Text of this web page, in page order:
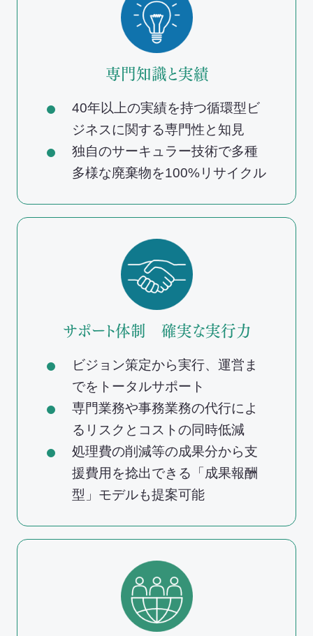
専門知識と実績
40年以上の実績を持つ循環型ビ
ジネスに関する専門性と知見
独自のサーキュラー技術で多種
多様な廃棄物を100%リサイクル
サポート体制 確実な実行力
ビジョン策定から実行、運営ま
でをトータルサポート
専門業務や事務業務の代行によ
るリスクとコストの同時低減
処理費の削減等の成果分から支
援費用を捻出できる「成果報酬
型」モデルも提案可能